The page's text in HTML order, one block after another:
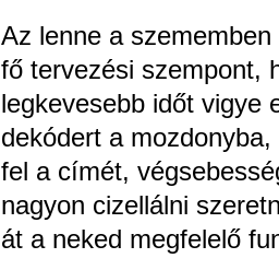
Az lenne a
fő tervezési szempont,
legkevesebb időt vigye
dekódert a
fel a címét,
nagyon cizellálni
át a neked megfelelő